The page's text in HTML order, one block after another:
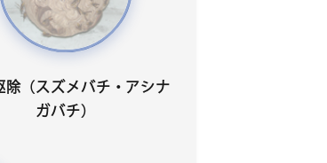
除（スズメバチ・アシナ
ガバチ）